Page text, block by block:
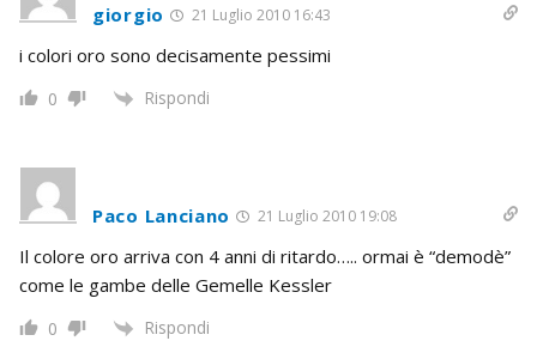
giorgio 21 Luglio 2010 16:43
i colori oro sono decisamente pessimi
0 Rispondi
Paco Lanciano 21 Luglio 2010 19:08
Il colore oro arriva con 4 anni di ritardo….. ormai è “demodè”
come le gambe delle Gemelle Kessler
0 Rispondi